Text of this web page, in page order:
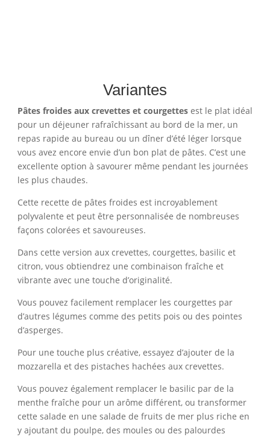
Variantes
Pâtes froides aux crevettes et courgettesest le plat idéal
pour un déjeuner rafraîchissant au bord de la mer, un
repas rapide au bureau ou un dîner d’été léger lorsque
vous avez encore envie d’un bon plat de pâtes. C’est une
excellente option à savourer même pendant les journées
les plus chaudes.
Cette recette de pâtes froides est incroyablement
polyvalente et peut être personnalisée de nombreuses
façons colorées et savoureuses.
Dans cette version aux crevettes, courgettes, basilic et
citron, vous obtiendrez une combinaison fraîche et
vibrante avec une touche d’originalité.
Vous pouvez facilement remplacer les courgettes par
d’autres légumes comme des petits pois ou des pointes
d’asperges.
Pour une touche plus créative, essayez d’ajouter de la
mozzarella et des pistaches hachées aux crevettes.
Vous pouvez également remplacer le basilic par de la
menthe fraîche pour un arôme différent, ou transformer
cette salade en une salade de fruits de mer plus riche en
y ajoutant du poulpe, des moules ou des palourdes